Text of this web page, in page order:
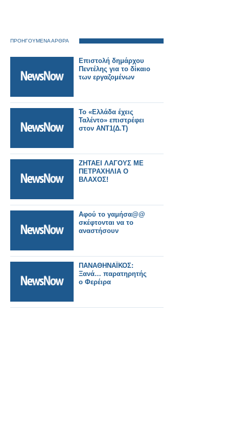
ΠΡΟΗΓΟΥΜΕΝΑ ΑΡΘΡΑ
Επιστολή δημάρχου
Πεντέλης για το δίκαιο
των εργαζομένων
Το «Ελλάδα έχεις
Ταλέντο» επιστρέφει
στον ΑΝΤ1(Δ.Τ)
ΖΗΤΑΕΙ ΛΑΓΟΥΣ ΜΕ
ΠΕΤΡΑΧΗΛΙΑ Ο
ΒΛΑΧΟΣ!
Αφού το γαμήσα@@
σκέφτονται να το
αναστήσουν
ΠΑΝΑΘΗΝΑΪΚΟΣ:
Ξανά… παρατηρητής
ο Φερέιρα